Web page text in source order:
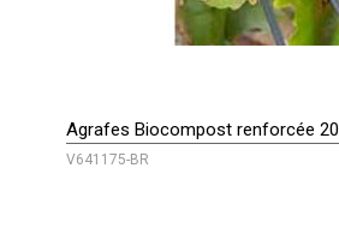
Agrafes Biocompost renforcée 20
V641175-BR